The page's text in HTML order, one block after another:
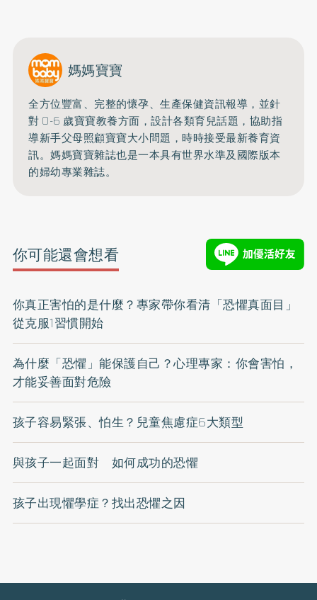
媽媽寶寶
全方位豐富、完整的懷孕、生產保健資訊報導，並針
對 0-6 歲寶寶教養方面，設計各類育兒話題，協助指
導新手父母照顧寶寶大小問題，時時接受最新養育資
訊。媽媽寶寶雜誌也是一本具有世界水準及國際版本
的婦幼專業雜誌。
你可能還會想看
你真正害怕的是什麼？專家帶你看清「恐懼真面目」
從克服1習慣開始
為什麼「恐懼」能保護自己？心理專家：你會害怕，
才能妥善面對危險
孩子容易緊張、怕生？兒童焦慮症6大類型
與孩子一起面對 如何成功的恐懼
孩子出現懼學症？找出恐懼之因